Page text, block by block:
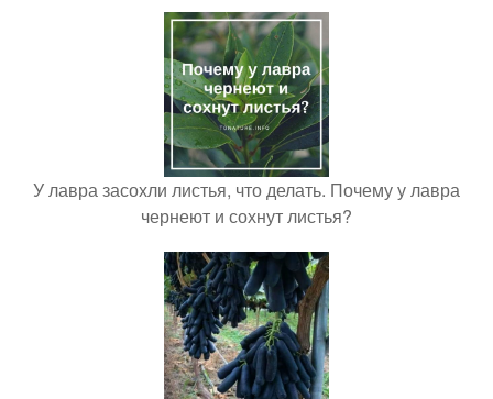
У лавра засохли листья, что делать. Почему у лавра
чернеют и сохнут листья?